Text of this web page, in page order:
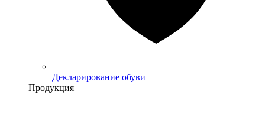
Декларирование обуви
Продукция